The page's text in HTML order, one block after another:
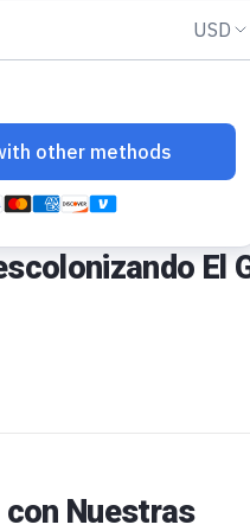
mujeres
Indígenas
El
Nuestras